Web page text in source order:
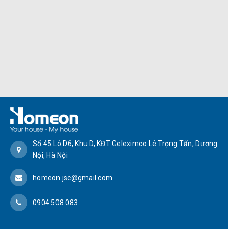
Số 45 Lô D6, Khu D, KĐT Geleximco Lê Trọng Tấn, Dương
Nội, Hà Nội
homeon.jsc@gmail.com
0904.508.083